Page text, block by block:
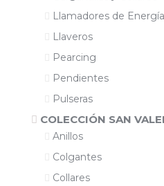
Llamadores de Energía
Llaveros
Pearcing
Pendientes
Pulseras
COLECCIÓN SAN
Anillos
Colgantes
Collares